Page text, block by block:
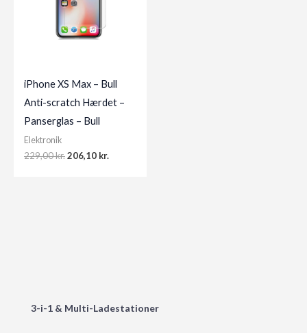
3-i-1 & Multi-Ladestationer
iPhone XS Max – Bull
Anti-scratch Hærdet –
Panserglas – Bull
Elektronik
229,00kr.Original
206,10 kr.Current